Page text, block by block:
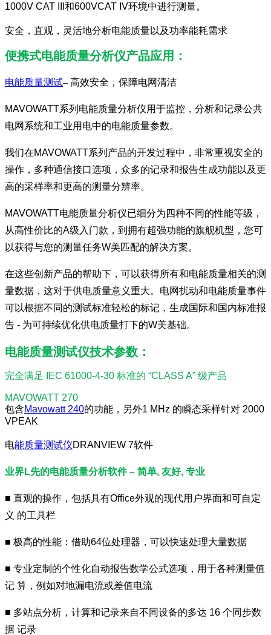
1000V CAT III和600VCAT IV环境中进行测量。
安全，直观，灵活地分析电能质量以及功率能耗需求
便携式电能质量分析仪产品应用：
电能质量测试– 高效安全，保障电网清洁
MAVOWATT系列电能质量分析仪用于监控，分析和记录公共
电网系统和工业用电中的电能质量参数。
我们在MAVOWATT系列产品的开发过程中，非常重视安全的
操作，多种通信接口选项，众多的记录和报告生成功能以及更
高的采样率和更高的测量分辨率。
MAVOWATT电能质量分析仪已细分为四种不同的性能等级，
从高性价比的A级入门款，到拥有超强功能的旗舰机型，您可
以获得与您的测量任务W美匹配的解决方案。
在这些创新产品的帮助下，可以获得所有和电能质量相关的测
量数据，这对于供电质量意义重大。电网扰动和电能质量事件
可以根据不同的测试标准轻松的标记，生成国际和国内标准报
告 - 为可持续优化供电质量打下的W美基础。
电能质量测试仪技术参数：
完全满足 IEC 61000-4-30 标准的 “CLASS A” 级产品
MAVOWATT 270
包含Mavowatt 240的功能，另外1 MHz 的瞬态采样针对 2000
VPEAK
电能质量测试仪DRANVIEW 7软件
业界L先的电能质量分析软件– 简单, 友好, 专业
■ 直观的操作，包括具有Office外观的现代用户界面和可自定
义 的工具栏
■ 极高的性能：借助64位处理器，可以快速处理大量数据
■ 专业定制的个性化自动报告数学公式选项，用于各种测量值
记 算，例如对地漏电流或差值电流
■ 多站点分析，计算和记录来自不同设备的多达 16 个同步数
据 记录